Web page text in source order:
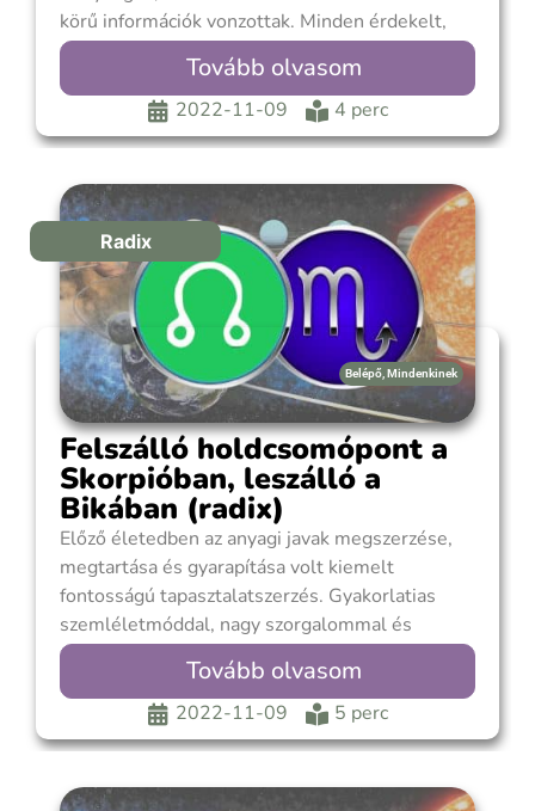
körű információk vonzottak. Minden érdekelt,
amivel még nem találkoztál, de egyetlen
témánál sem időztél hosszabb ideig, mert már
újabb dolog felé irányult figyelmed. Ez a fajta
nyitottság sokoldalúvá tett, növelte
Tovább olvasom
2022-11-09 4 perc
Radix
Belépő Mindenkinek
Felszálló holdcsomópont a
Skorpióban, leszálló a
Bikában (radix)
Előző életedben az anyagi javak megszerzése,
megtartása és gyarapítása volt kiemelt
fontosságú tapasztalatszerzés. Gyakorlatias
szemléletmóddal, nagy szorgalommal és
kitartással koncentráltál egzisztenciád
megteremtésére, értékeid megőrzésére. Ezek
egyrészt biztonságot adtak, másrészt
lehetőséget teremtettek az élet által adható
otthont, a kényelmet, a bőséges, finom
Tovább olvasom
2022-11-09 5 perc